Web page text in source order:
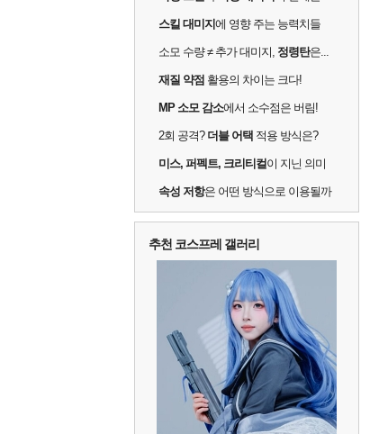
스킬 대미지 에 영향 주는 능력치들
소모 수량 ≠ 추가 대미지, 정령탄은...
재질 약점 활용의 차이는 크다!
MP 소모 감소에서 소수점은 버림!
2회 공격? 더블 어택 적용 방식은?
미스, 퍼펙트, 크리티컬이 지닌 의미
속성 저항은 어떤 방식으로 이용될까
추천 코스프레 갤러리